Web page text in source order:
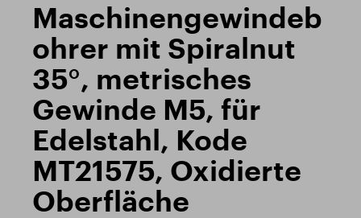
Maschinengewindeb
ohrer mit Spiralnut
35°, metrisches
Gewinde M5, für
Edelstahl, Kode
MT21575, Oxidierte
Oberfläche